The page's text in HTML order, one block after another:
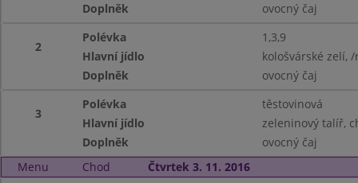
Doplněk
ovocný čaj
2
Polévka
1,3,9
Hlavní jídlo
kološvárské zelí,
Doplněk
ovocný čaj
3
Polévka
těstovinová
Hlavní jídlo
zeleninový talíř,
Doplněk
ovocný čaj
Menu
Chod Čtvrtek 3. 11. 2016